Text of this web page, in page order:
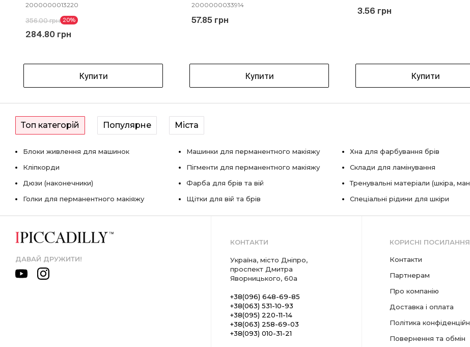
2000000013220
356.00 грн 20%
284.80 грн
Купити
2000000033914
57.85 грн
Купити
3.56 грн
Купити
Топ категорій Популярне Міста
Блоки живлення для машинок
Кліпкорди
Дюзи (наконечники)
Голки для перманентного макіяжу
Машинки для перманентного макіяжу
Пігменти для перманентного макіяжу
Фарба для брів та вій
Щітки для вій та брів
Хна для фарбування брів
Склади для ламінування
Тренувальні матеріали (шкіра,
Спеціальні рідини для шкіри
ДАВАЙ ДРУЖИТИ!
КОНТАКТИ
Україна, місто Дніпро,
проспект Дмитра
Яворницького, 60а
+38(096) 648-69-85
+38(063) 531-10-93
+38(095) 220-11-14
+38(063) 258-69-03
+38(093) 010-31-21
КОРИСНІ ПОСИЛАННЯ
Контакти
Партнерам
Про компанію
Доставка і оплата
Політика
Повернення та обмін